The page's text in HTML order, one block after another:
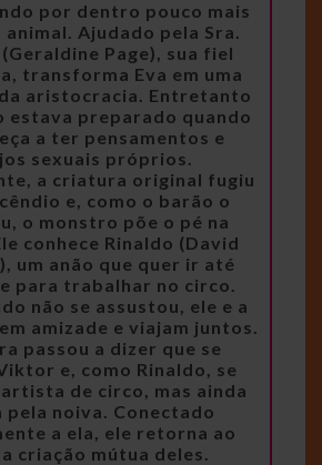
por dentro pouco mais
animal. Ajudado pela Sra.
Page), sua fiel
transforma Eva em uma
aristocracia. Entretanto
estava preparado quando
a ter pensamentos e
sexuais próprios.
a criatura original fugiu
e, como o barão o
o monstro põe o pé na
conhece Rinaldo (David
um anão que quer ir até
para trabalhar no circo.
não se assustou, ele e a
amizade e viajam juntos.
passou a dizer que se
e, como Rinaldo, se
de circo, mas ainda
pela noiva. Conectado
a ela, ele retorna ao
criação mútua deles.